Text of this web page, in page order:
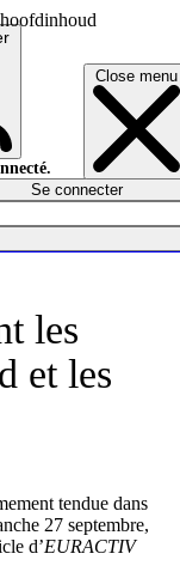
Close menu
Se connecter
les
et les
tendue dans
27 septembre,
d’EURACTIV